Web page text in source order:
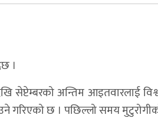
।
सेप्टेम्बरको अन्तिम आइतवारलाई
गरिएको छ । पछिल्लो समय